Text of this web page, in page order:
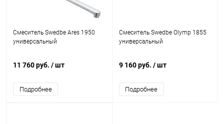
Смеситель Swedbe Ares 1950
универсальный
11 760 руб. / шт
Подробнее
Смеситель Swedbe Olymp 1855
универсальный
9 160 руб. / шт
Подробнее